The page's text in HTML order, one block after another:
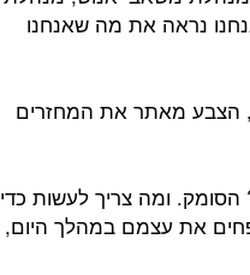
נראה את מה שאנחנו
הצבע מאתר את המחזרים
ומה צריך לעשות כדי
את עצמם במהלך היום,